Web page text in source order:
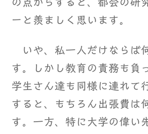
の点からすると、都会の研
ーと羨ましく思います。
いや、私一人だけならば
す。しかし教育の責務も負
学生さん達も同様に連れて
すると、もちろん出張費は
す。一方、特に大学の偉い